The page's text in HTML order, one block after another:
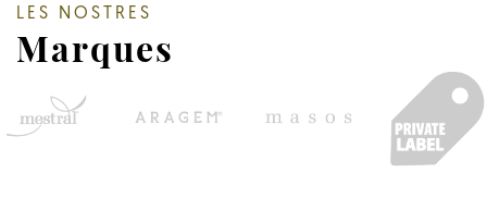
LES NOSTRES
Marques